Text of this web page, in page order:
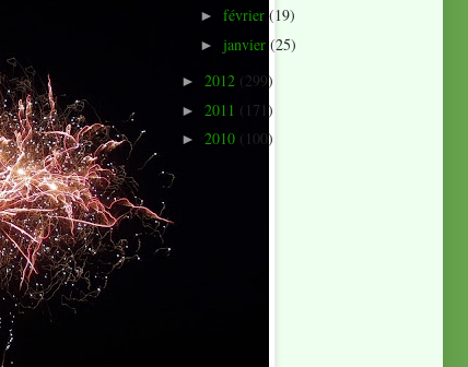
► février (19)
► janvier (25)
► 2012 (299)
► 2011 (171)
► 2010 (100)